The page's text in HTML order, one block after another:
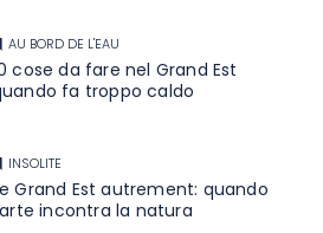
AU BORD DE L'EAU
cose da fare nel Grand Est
fa troppo caldo
INSOLITE
Grand Est autrement: quando
incontra la natura